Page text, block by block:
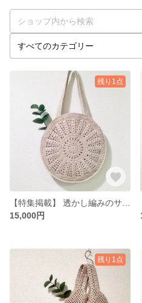
残り1点
15,000円
残り1点